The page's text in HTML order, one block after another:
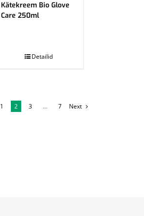
Kätekreem Bio Glove
Care 250ml
Detailid
1 2 3 … 7 Next